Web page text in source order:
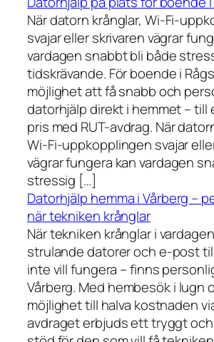
När datorn krånglar, Wi-Fi-
svajar eller skrivaren vägrar
vardagen snabbt bli både
tidskrävande. För boende i
möjlighet att få snabb och
datorhjälp direkt i hemmet –
pris med RUT-avdrag. När
Wi-Fi-uppkopplingen svajar
vägrar fungera kan vardagen
stressig […]
Datorhjälp hemma i Vårberg –
när tekniken krånglar
När tekniken krånglar i
strulande datorer och e-post
inte vill fungera – finns
Vårberg. Med hembesök i lugn
möjlighet till halva kostnaden
avdraget erbjuds ett tryggt